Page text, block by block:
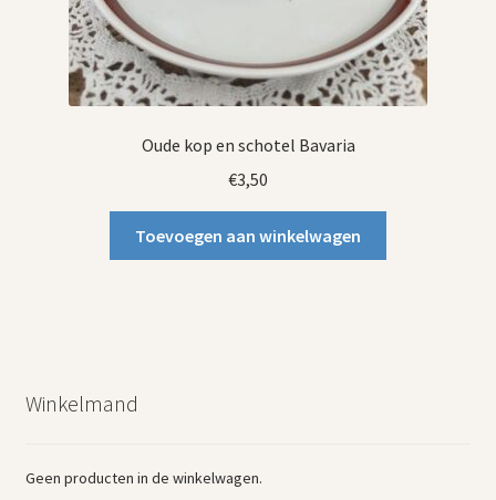
Oude kop en schotel Bavaria
€3,50
Toevoegen aan winkelwagen
Winkelmand
Geen producten in de winkelwagen.